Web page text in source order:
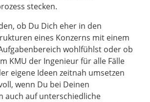
stecken.
ob Du Dich eher in den
eines Konzerns mit einem
wohlfühlst oder ob
KMU der Ingenieur für alle Fälle
eigene Ideen zeitnah umsetzen
wenn Du bei Deinen
auch auf unterschiedliche